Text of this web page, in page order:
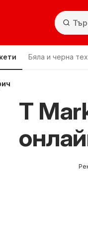
Бяла и черна
T